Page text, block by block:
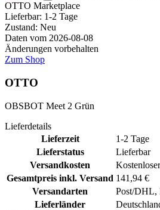
OTTO Marketplace
Lieferbar: 1-2 Tage
Zustand: Neu
Daten vom 2026-08-08
Änderungen vorbehalten
Zum Shop
OTTO
OBSBOT Meet 2 Grün
Lieferdetails
Lieferzeit
1-2 Tage
Lieferstatus
Lieferbar
Versandkosten
Gesamtpreis inkl. Versand 141,94 €
Versandarten
Post/DHL,
Lieferländer